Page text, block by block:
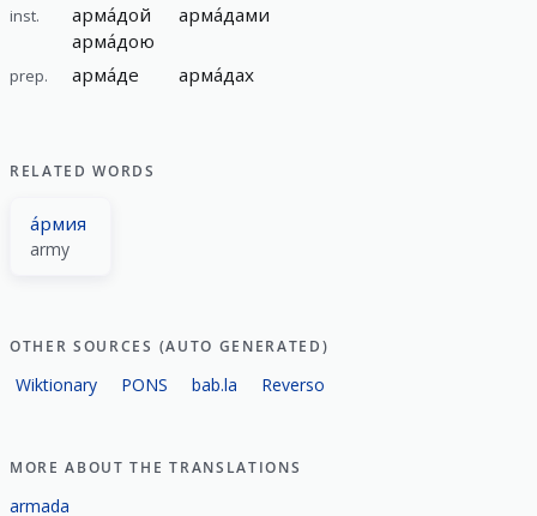
inst.
арма́дой
арма́дою
арма́дами
prep. арма́де арма́дах
RELATED WORDS
а́рмия
army
OTHER SOURCES (AUTO GENERATED)
Wiktionary PONS bab.la Reverso
MORE ABOUT THE TRANSLATIONS
armada